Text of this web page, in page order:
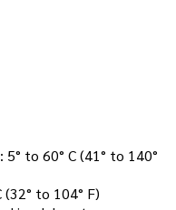
to 60° C (41° to 140°
to 104° F)